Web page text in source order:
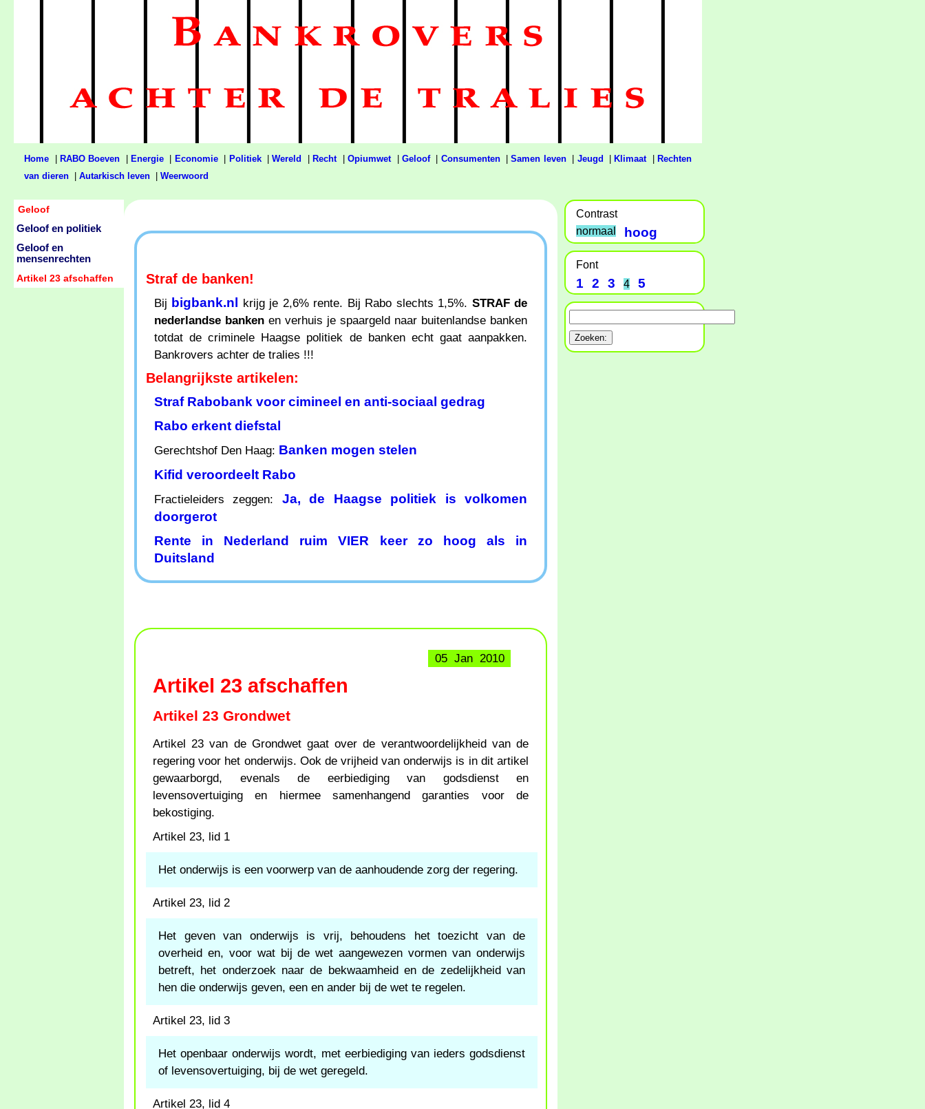
Home RABO Boeven Energie| Economie| Politiek|Wereld Recht| Opiumwet| Geloof| Consumenten|Samen leven| Jeugd Klimaat|
Rechten
van dieren
Autarkisch leven Weerwoord
Straf de banken!
Bij bigbank.nl krijg je 2,6% rente. Bij Rabo slechts 1,5%. STRAF de
nederlandse banken en verhuis je spaargeld naar buitenlandse banken
totdat de criminele Haagse politiek de banken echt gaat aanpakken.
Bankrovers achter de tralies !!!
Belangrijkste artikelen:
Straf Rabobank voor cimineel en anti-sociaal gedrag
Rabo erkent diefstal
Gerechtshof Den Haag: Banken mogen stelen
Kifid veroordeelt Rabo
Fractieleiders zeggen: Ja, de Haagse politiek is volkomen
doorgerot
Rente in Nederland ruim VIER keer zo hoog als in
Duitsland
05 Jan 2010
Artikel 23 afschaffen
Artikel 23 Grondwet
Artikel 23 van de Grondwet gaat over de verantwoordelijkheid van de
regering voor het onderwijs. Ook de vrijheid van onderwijs is in dit artikel
gewaarborgd, evenals de eerbiediging van godsdienst en
levensovertuiging en hiermee samenhangend garanties voor de
bekostiging.
Artikel 23, lid 1
Het onderwijs is een voorwerp van de aanhoudende zorg der regering.
Artikel 23, lid 2
Het geven van onderwijs is vrij, behoudens het toezicht van de
overheid en, voor wat bij de wet aangewezen vormen van onderwijs
betreft, het onderzoek naar de bekwaamheid en de zedelijkheid van
hen die onderwijs geven, een en ander bij de wet te regelen.
Artikel 23, lid 3
Het openbaar onderwijs wordt, met eerbiediging van ieders godsdienst
of levensovertuiging, bij de wet geregeld.
Artikel 23, lid 4
Geloof
Geloof en politiek
Geloof en
mensenrechten
Artikel 23 afschaffen
Contrast
normaal
hoog
Font
1 2 3 4 5